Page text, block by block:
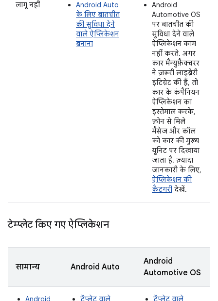
लागू नहीं
Android Auto
के लिए बातचीत
की सुविधा देने
वाले ऐप्लिकेशन
बनाना
Android
Automotive OS
पर बातचीत की
सुविधा देने वाले
ऐप्लिकेशन काम
नहीं करते. अगर
कार मैन्युफ़ैक्चरर
ने ज़रूरी लाइब्रेरी
इंटिग्रेट की हैं, तो
कार के कंपैनियन
ऐप्लिकेशन का
इस्तेमाल करके,
फ़ोन से मिले
मैसेज और कॉल
को कार की मुख्य
यूनिट पर दिखाया
जाता है. ज़्यादा
जानकारी के लिए,
ऐप्लिकेशन की
कैटगरी देखें.
टेम्प्लेट किए गए ऐप्लिकेशन
सामान्य Android Auto
Android
Automotive OS
Android टेंप्लेट वाले टेंप्लेट वाले